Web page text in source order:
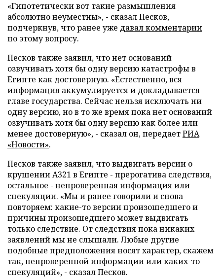
«Гипотетически вот такие размышления
абсолютно неуместны», - сказал Песков,
подчеркнув, что ранее уже давал комментарии
по этому вопросу.
Песков также заявил, что нет оснований
озвучивать хотя бы одну версию катастрофы в
Египте как достоверную. «Естественно, вся
информация аккумулируется и докладывается
главе государства. Сейчас нельзя исключать ни
одну версию, но в то же время пока нет оснований
озвучивать хотя бы одну версию как более или
менее достоверную», - сказал он, передаетРИА
«Новости».
Песков также заявил, что выдвигать версии о
крушении А321 в Египте - прерогатива следствия,
остальное - непроверенная информация или
спекуляции. «Мы и ранее говорили и снова
повторяем: какие-то версии произошедшего и
причины произошедшего может выдвигать
только следствие. От следствия пока никаких
заявлений мы не слышали. Любые другие
подобные предположения носят характер, скажем
так, непроверенной информации или каких-то
спекуляций», - сказал Песков.